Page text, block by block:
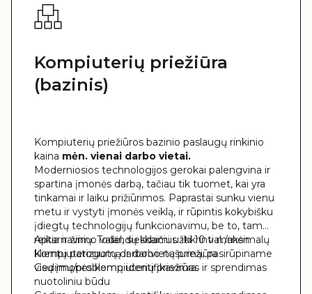
Kompiuterių priežiūra
(bazinis)
Kompiuterių priežiūros bazinio paslaugų rinkinio
kaina mėn. vienai darbo vietai.
Moderniosios technologijos gerokai palengvina ir
spartina įmonės darbą, tačiau tik tuomet, kai yra
tinkamai ir laiku prižiūrimos. Paprastai sunku vienu
metu ir vystyti įmonės veiklą, ir rūpintis kokybišku
įdiegtų technologijų funkcionavimu, be to, tam
reikia ir žinių. Todėl, siekdami užtikrinti maksimalų
klientų patogumą ir darbo našumą, pasirūpiname
visų įmonės kompiuterių priežiūra.
Aptarnavimo valandų skaičius: iki 10 val./mėn.
Kompiuterizuotų darbo vietų priežiūra
Gedimų/problemų identifikavimas ir sprendimas
nuotoliniu būdu